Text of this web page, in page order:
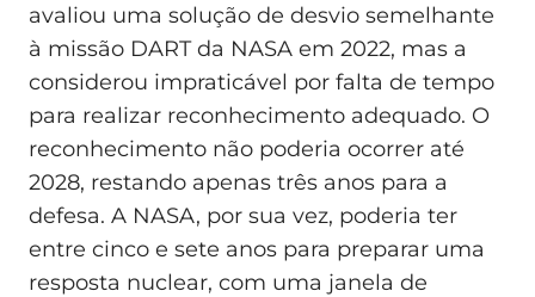
avaliou uma solução de desvio semelhante
à missão DART da NASA em 2022, mas a
considerou impraticável por falta de tempo
para realizar reconhecimento adequado. O
reconhecimento não poderia ocorrer até
2028, restando apenas três anos para a
defesa. A NASA, por sua vez, poderia ter
entre cinco e sete anos para preparar uma
resposta nuclear, com uma janela de